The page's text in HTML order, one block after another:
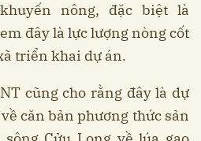
nông, đặc biệt là
đây là lực lượng nòng cốt
triển khai dự án.
cũng cho rằng đây là dự
căn bản phương thức sản